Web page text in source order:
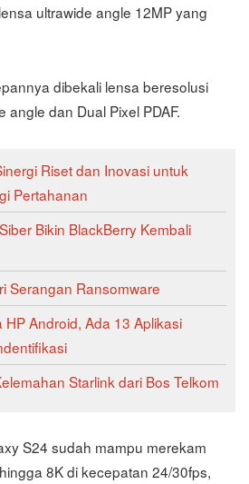
ultrawide angle 12MP yang
dibekali lensa beresolusi
angle dan Dual Pixel PDAF.
Riset dan Inovasi untuk
Pertahanan
Bikin BlackBerry Kembali
Serangan Ransomware
Android, Ada 13 Aplikasi
Starlink dari Bos Telkom
S24 sudah mampu merekam
8K di kecepatan 24/30fps,